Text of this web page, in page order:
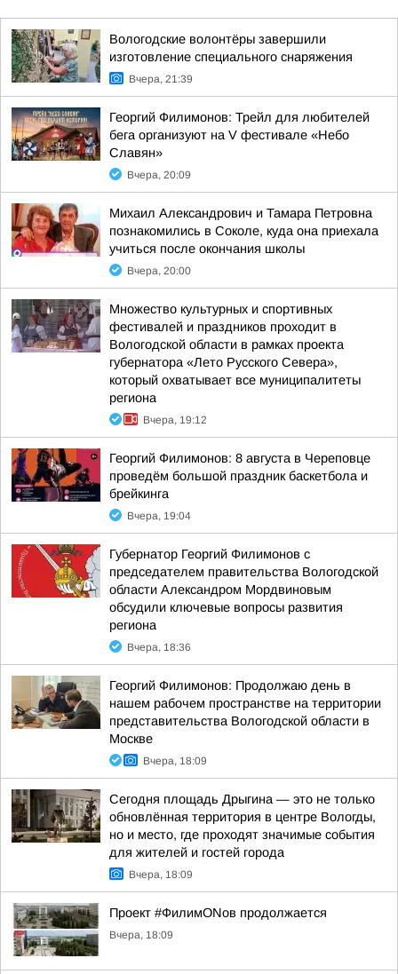
Вологодские волонтёры завершили
изготовление специального снаряжения
Вчера, 21:39
Георгий Филимонов: Трейл для любителей
бега организуют на V фестивале «Небо
Славян»
Вчера, 20:09
Михаил Александрович и Тамара Петровна
познакомились в Соколе, куда она приехала
учиться после окончания школы
Вчера, 20:00
Множество культурных и спортивных
фестивалей и праздников проходит в
Вологодской области в рамках проекта
губернатора «Лето Русского Севера»,
который охватывает все муниципалитеты
региона
Вчера, 19:12
Георгий Филимонов: 8 августа в Череповце
проведём большой праздник баскетбола и
брейкинга
Вчера, 19:04
Губернатор Георгий Филимонов с
председателем правительства Вологодской
области Александром Мордвиновым
обсудили ключевые вопросы развития
региона
Вчера, 18:36
Георгий Филимонов: Продолжаю день в
нашем рабочем пространстве на территории
представительства Вологодской области в
Москве
Вчера, 18:09
Сегодня площадь Дрыгина — это не только
обновлённая территория в центре Вологды,
но и место, где проходят значимые события
для жителей и гостей города
Вчера, 18:09
Проект #ФилимONов продолжается
Вчера, 18:09